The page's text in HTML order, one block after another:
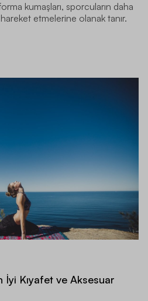
kumaşları, sporcuların daha
etmelerine olanak tanır.
İyi Kıyafet ve Aksesuar